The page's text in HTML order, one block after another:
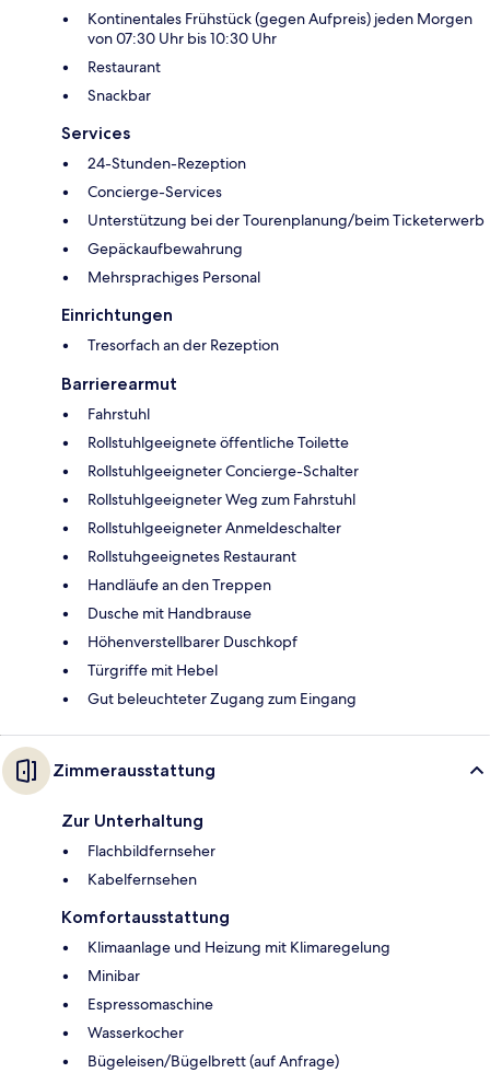
Kontinentales Frühstück (gegen Aufpreis) jeden Morgen
von 07:30 Uhr bis 10:30 Uhr
Restaurant
Snackbar
Services
24-Stunden-Rezeption
Concierge-Services
Unterstützung bei der Tourenplanung/beim Ticketerwerb
Gepäckaufbewahrung
Mehrsprachiges Personal
Einrichtungen
Tresorfach an der Rezeption
Barrierearmut
Fahrstuhl
Rollstuhlgeeignete öffentliche Toilette
Rollstuhlgeeigneter Concierge-Schalter
Rollstuhlgeeigneter Weg zum Fahrstuhl
Rollstuhlgeeigneter Anmeldeschalter
Rollstuhgeeignetes Restaurant
Handläufe an den Treppen
Dusche mit Handbrause
Höhenverstellbarer Duschkopf
Türgriffe mit Hebel
Gut beleuchteter Zugang zum Eingang
Zimmerausstattung
Zur Unterhaltung
Flachbildfernseher
Kabelfernsehen
Komfortausstattung
Klimaanlage und Heizung mit Klimaregelung
Minibar
Espressomaschine
Wasserkocher
Bügeleisen/Bügelbrett (auf Anfrage)